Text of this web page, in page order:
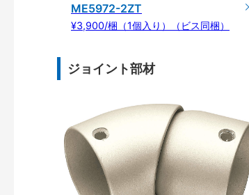
ME5972-2ZT
¥3,900/梱（1個入り）（ビス同梱）
ジョイント部材